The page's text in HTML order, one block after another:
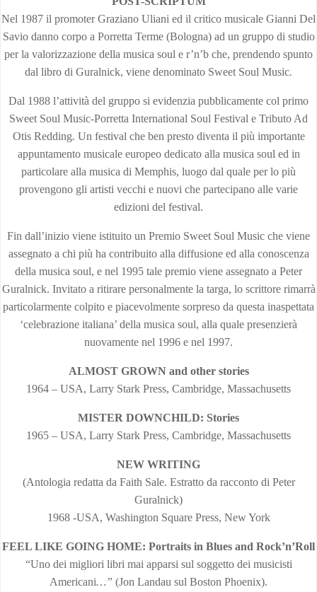
Nel 1987 il promoter Graziano Uliani ed il critico musicale Gianni Del
Savio danno corpo a Porretta Terme (Bologna) ad un gruppo di studio
per la valorizzazione della musica soul e r’n’b che, prendendo spunto
dal libro di Guralnick, viene denominato Sweet Soul Music.
Dal 1988 l’attività del gruppo si evidenzia pubblicamente col primo
Sweet Soul Music-Porretta International Soul Festival e Tributo Ad
Otis Redding. Un festival che ben presto diventa il più importante
appuntamento musicale europeo dedicato alla musica soul ed in
particolare alla musica di Memphis, luogo dal quale per lo più
provengono gli artisti vecchi e nuovi che partecipano alle varie
edizioni del festival.
Fin dall’inizio viene istituito un Premio Sweet Soul Music che viene
assegnato a chi più ha contribuito alla diffusione ed alla conoscenza
della musica soul, e nel 1995 tale premio viene assegnato a Peter
Guralnick. Invitato a ritirare personalmente la targa, lo scrittore rimarrà
particolarmente colpito e piacevolmente sorpreso da questa inaspettata
‘celebrazione italiana’ della musica soul, alla quale presenzierà
nuovamente nel 1996 e nel 1997.
ALMOST GROWN and other stories
1964 – USA, Larry Stark Press, Cambridge, Massachusetts
MISTER DOWNCHILD: Stories
1965 – USA, Larry Stark Press, Cambridge, Massachusetts
NEW WRITING
(Antologia redatta da Faith Sale. Estratto da racconto di Peter
Guralnick)
1968 -USA, Washington Square Press, New York
FEEL LIKE GOING HOME: Portraits in Blues and Rock’n’Roll
“Uno dei migliori libri mai apparsi sul soggetto dei musicisti
Americani…” (Jon Landau sul Boston Phoenix).